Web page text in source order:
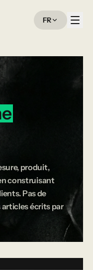
FR
produit,
construisant
Pas de
écrits par